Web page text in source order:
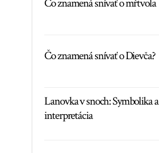
Čo znamená snívať o mŕtvola
Čo znamená snívať o Dievča?
Lanovka v snoch: Symbolika a
interpretácia